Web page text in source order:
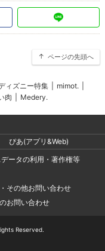
ページの先頭へ
ィズニー特集 mimot.
肉 Medery.
ぴあ(アプリ&Web)
ータの利用・著作権等
その他お問い合わせ
お問い合わせ
Reserved.